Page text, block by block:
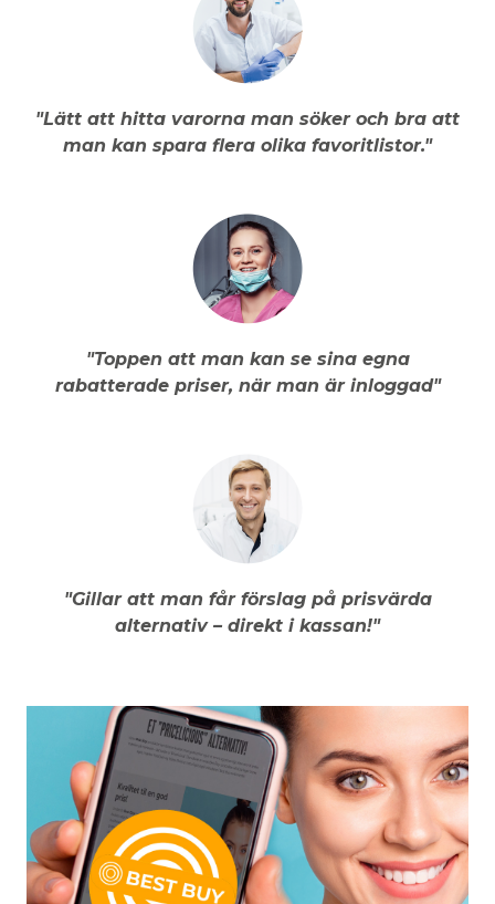
"Lätt att hitta varorna man söker och bra att
man kan spara flera olika favoritlistor."
"Toppen att man kan se sina egna
rabatterade priser, när man är inloggad"
"Gillar att man får förslag på prisvärda
alternativ – direkt i kassan!"